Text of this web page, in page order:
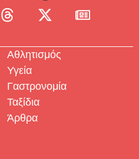
Αθλητισμός
Υγεία
Γαστρονομία
Ταξίδια
Άρθρα